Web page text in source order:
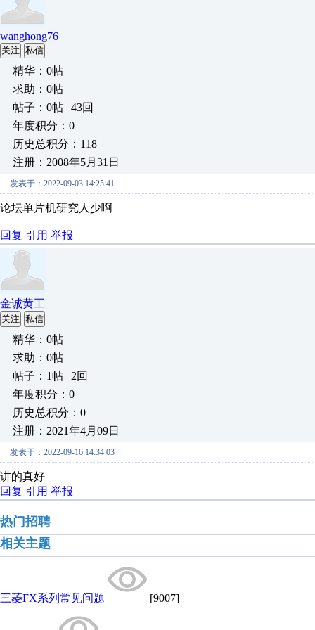
wanghong76
关注 私信
精华：0帖
求助：0帖
帖子：0帖 | 43回
年度积分：0
历史总积分：118
注册：2008年5月31日
发表于：2022-09-03 14:25:41
论坛单片机研究人少啊
回复 引用 举报
金诚黄工
关注 私信
精华：0帖
求助：0帖
帖子：1帖 | 2回
年度积分：0
历史总积分：0
注册：2021年4月09日
发表于：2022-09-16 14:34:03
讲的真好
回复 引用 举报
热门招聘
相关主题
三菱FX系列常见问题 [9007]